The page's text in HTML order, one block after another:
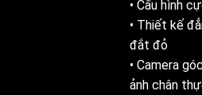
• Cấu hình
• Thiết kế
đắt đỏ
• Camera
ảnh chân